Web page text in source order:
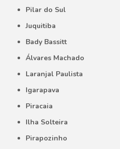
Pilar do Sul
Juquitiba
Bady Bassitt
Álvares Machado
Laranjal Paulista
Igarapava
Piracaia
Ilha Solteira
Pirapozinho